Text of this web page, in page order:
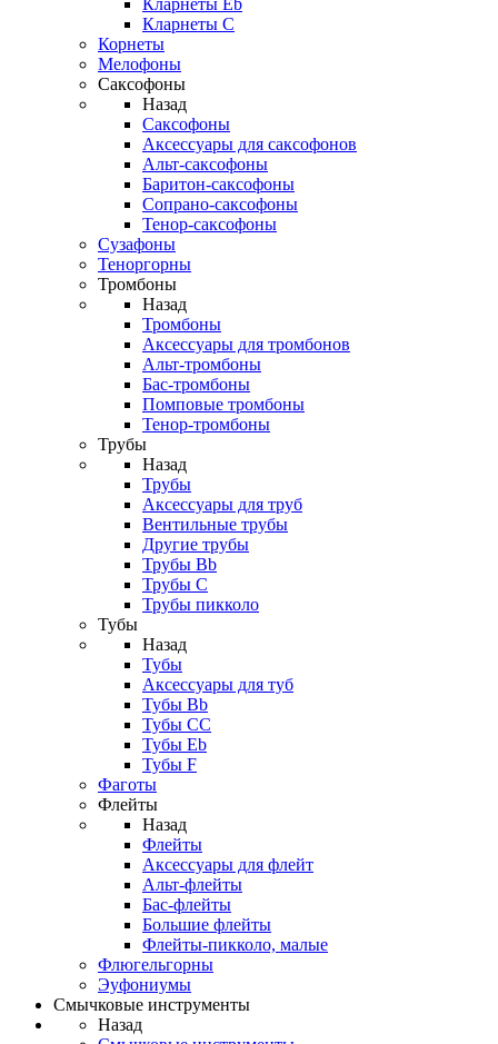
Кларнеты Eb
Кларнеты С
Корнеты
Мелофоны
Саксофоны
Назад
Саксофоны
Аксессуары для саксофонов
Альт-саксофоны
Баритон-саксофоны
Сопрано-саксофоны
Тенор-саксофоны
Сузафоны
Теноргорны
Тромбоны
Назад
Тромбоны
Аксессуары для тромбонов
Альт-тромбоны
Бас-тромбоны
Помповые тромбоны
Тенор-тромбоны
Трубы
Назад
Трубы
Аксессуары для труб
Вентильные трубы
Другие трубы
Трубы Bb
Трубы C
Трубы пикколо
Тубы
Назад
Тубы
Аксессуары для туб
Тубы Bb
Тубы CC
Тубы Eb
Тубы F
Фаготы
Флейты
Назад
Флейты
Аксессуары для флейт
Альт-флейты
Бас-флейты
Большие флейты
Флейты-пикколо, малые
Флюгельгорны
Эуфониумы
Смычковые инструменты
Назад